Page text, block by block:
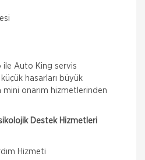
ile Auto King servis
küçük hasarları büyük
onarım hizmetlerinden
DestekHizmetleri
Hizmeti